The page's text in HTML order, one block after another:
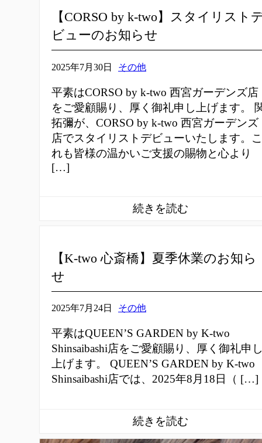
【CORSO by k-two】スタイリスト
ビューのお知らせ
2025年7月30日 その他
平素はCORSO by k-two 西宮ガーデンズ店
をご愛顧賜り、厚く御礼申し上げます。
拓彌が、CORSO by k-two 西宮ガーデンズ
店でスタイリストデビューいたします。こ
れも皆様の温かいご支援の賜物と心より
[…]
【K-two 心斎橋】夏季休業のお知ら
せ
2025年7月24日 その他
平素はQUEEN’S GARDEN by K-two
Shinsaibashi店をご愛顧賜り、厚く御礼申
上げます。 QUEEN’S GARDEN by K-two
Shinsaibashi店では、2025年8月18日（ […]